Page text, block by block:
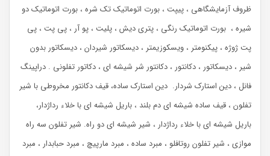
ظروف آزمایشگاهی ، پیپت ، بورت اتوماتیک تک شره ، بورت اتوماتیک دو
شیره ، بورت اتوماتیک رنگی ، پتری دیش ، پلیت ، پو آر ، پی پت ، پی
پت ژوژه ، پیکنومتر ، ویسکوزیمتر ، دیسکاتور شیردان ، دیسکاتور بدون
شیر ، دیسکاتور ، دکانتور ، دکانتور شر شیشه ای ، دکاتور تفلونی . دراپینگ
فانل ، دین استارک شردار. دین استارک ساده، قیف دکانتور مخروطی با شیر
تفلون ، قیف ساده شیشه ای دم بلند ، باریل شیشه ای با خلاء رداژدار،
باریل شیشه ای با خلاء رداژدار ، شیر شیشه ای دو راه. شیر تفلون سه راه
موازی ، شیر تفلون روتافلو ، مبرد ساده ، مبرد مارپیچ ، مبرد حبابدار ، مبرد